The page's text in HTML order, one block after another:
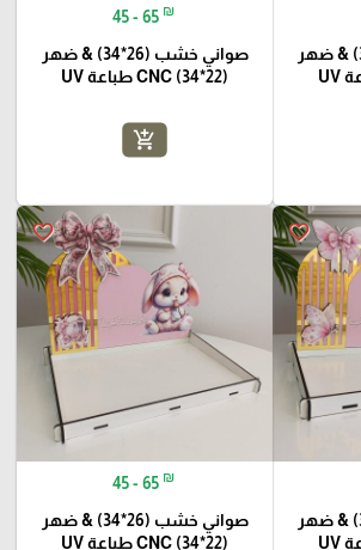
صواني خشب (26*34) & ضهر
45 - 65 ₪
صواني خشب (26*34) & ضهر
(22*34) CNC طباعة UV
add_shopping_cart
favorite_border
صواني خشب (26*34) & ضهر
favorite_border
45 - 65 ₪
صواني خشب (26*34) & ضهر
(22*34) CNC طباعة UV